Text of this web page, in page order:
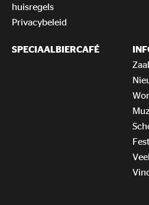
huisregels
Privacybeleid
SPECIAALBIERCAFÉ